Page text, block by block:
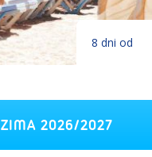
8 dni od
ZIMA 2026/2027